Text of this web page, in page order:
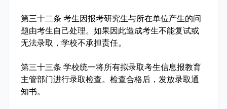
第三十二条 考生因报考研究生与所在单位产生的问
题由考生自己处理。如果因此造成考生不能复试或
无法录取，学校不承担责任。
第三十三条 学校统一将所有拟录取考生信息报教育
主管部门进行录取检查。检查合格后，发放录取通
知书。